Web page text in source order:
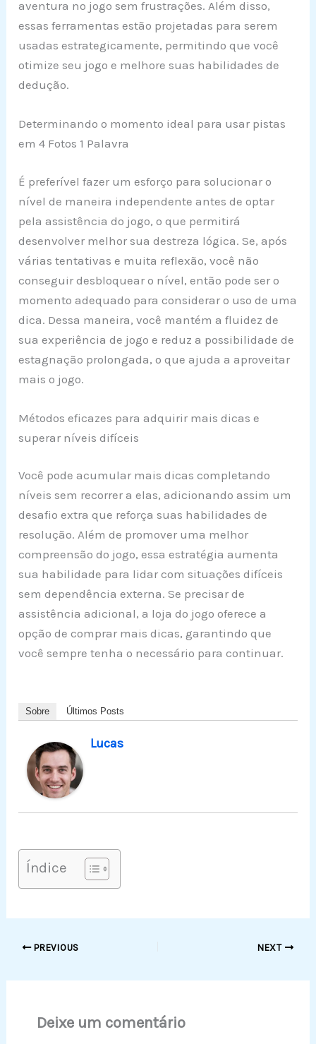
aventura no jogo sem frustrações. Além disso,
essas ferramentas estão projetadas para serem
usadas estrategicamente, permitindo que você
otimize seu jogo e melhore suas habilidades de
dedução.
Determinando o momento ideal para usar pistas
em 4 Fotos 1 Palavra
É preferível fazer um esforço para solucionar o
nível de maneira independente antes de optar
pela assistência do jogo, o que permitirá
desenvolver melhor sua destreza lógica. Se, após
várias tentativas e muita reflexão, você não
conseguir desbloquear o nível, então pode ser o
momento adequado para considerar o uso de uma
dica. Dessa maneira, você mantém a fluidez de
sua experiência de jogo e reduz a possibilidade de
estagnação prolongada, o que ajuda a aproveitar
mais o jogo.
Métodos eficazes para adquirir mais dicas e
superar níveis difíceis
Você pode acumular mais dicas completando
níveis sem recorrer a elas, adicionando assim um
desafio extra que reforça suas habilidades de
resolução. Além de promover uma melhor
compreensão do jogo, essa estratégia aumenta
sua habilidade para lidar com situações difíceis
sem dependência externa. Se precisar de
assistência adicional, a loja do jogo oferece a
opção de comprar mais dicas, garantindo que
você sempre tenha o necessário para continuar.
Sobre Últimos Posts
Lucas
Índice
PREVIOUS NEXT
Deixe um comentário